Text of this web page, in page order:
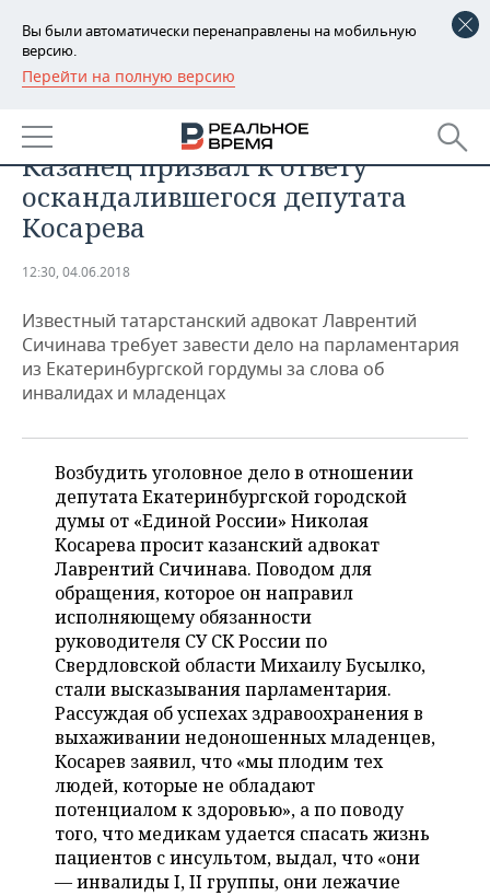
Вы были автоматически перенаправлены на мобильную
версию.
Перейти на полную версию
РЕГИОНЫ
БАШКОРТОСТАН
ТАТАРСТАН
УДМУРТИЯ
НОВОСТИ
АНАЛИТИКА
НОВОСТИ АНАЛИТИКИ
ДЕКЛАРАЦИИ О ДОХОДАХ
КОРОЛИ ГОСЗАКАЗА ПФО
ВУЗЫ ТАТАРСТАНА
ТАТАРСТАНА
ЭКОНОМИКА
НОВОСТИ ЭКОНОМИКИ
ФИНАНСЫ
БАНКИ
ИНВЕСТИЦИИ
ПРОМЫШЛЕННОСТЬ
НОВОСТИ
ПРОМЫШЛЕННОСТИ
АГРОПРОМ
НЕФТЕХИМИЯ
НЕФТЬ
ОПК
ЭНЕРГЕТИКА
НЕДВИЖИМОСТЬ
НОВОСТИ НЕДВИЖИМОСТИ
АВТО
НОВОСТИ БИЗНЕСА
РОЗНИЧНАЯ ТОРГОВЛЯ
ТРАНСПОРТ
ТЕХНОЛОГИИ
НОВОСТИ ТЕХНОЛОГИЙ
ТЕЛЕКОММУНИКАЦИИ
МЕРОПРИЯТИЯ
НОВОСТИ МЕРОПРИЯТИЙ
ВЫЕЗДНАЯ РЕДАКЦИЯ
БИЗНЕС-БРАНЧИ
ONLINE-КОНФЕРЕНЦИИ
ОТКРЫТАЯ ЛЕКЦИЯ
СПОРТ
НОВОСТИ СПОРТА
ФУТБОЛ
ХОККЕЙ
БАСКЕТБОЛ
ВОЛЕЙБОЛ
КИБЕРСПОРТ
ОБЩЕСТВО
НОВОСТИ ОБЩЕСТВА
ВЛАСТЬ
ИНФРАСТРУКТУРА
ИСТОРИЯ
КУЛЬТУРА
ФОТОГАЛЕРЕЯ
СЮЖЕТЫ
СПРАВОЧНИК
СПИСОК ПЕРСОН
СПИСОК КОМПАНИЙ
ПОЛНАЯ ВЕРСИЯ
«Как мужчина — сдай мандат!»
Казанец призвал к ответу
оскандалившегося депутата
Косарева
12:30, 04.06.2018
Известный татарстанский адвокат Лаврентий
Сичинава требует завести дело на парламентария
из Екатеринбургской гордумы за слова об
инвалидах и младенцах
Возбудить уголовное дело в отношении
депутата Екатеринбургской городской
думы от «Единой России» Николая
Косарева просит казанский адвокат
Лаврентий Сичинава. Поводом для
обращения, которое он направил
исполняющему обязанности
руководителя СУ СК России по
Свердловской области Михаилу Бусылко,
стали высказывания парламентария.
Рассуждая об успехах здравоохранения в
выхаживании недоношенных младенцев,
Косарев заявил, что «мы плодим тех
людей, которые не обладают
потенциалом к здоровью», а по поводу
того, что медикам удается спасать жизнь
пациентов с инсультом, выдал, что «они
— инвалиды I, II группы, они лежачие